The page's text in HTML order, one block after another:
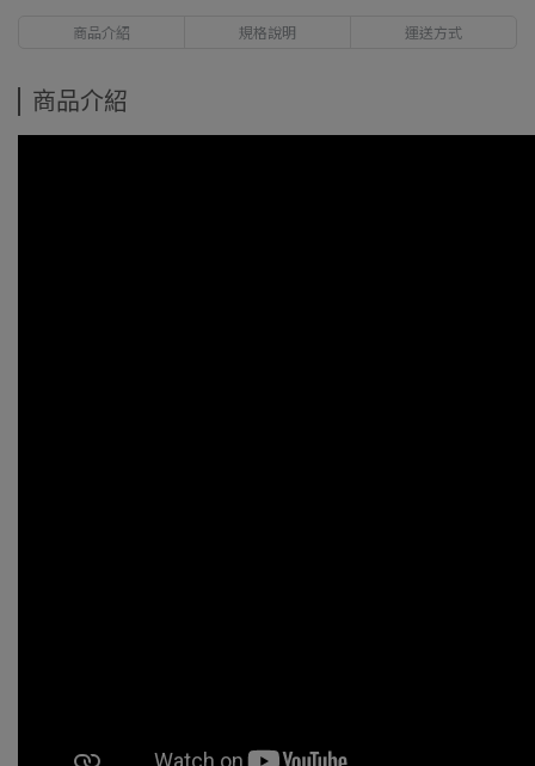
商品介紹 規格說明 運送方式
商品介紹